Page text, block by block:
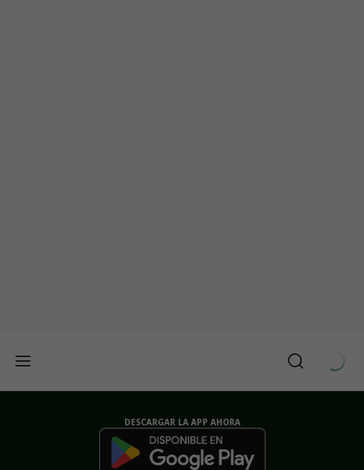
DESCARGAR LA APP AHORA